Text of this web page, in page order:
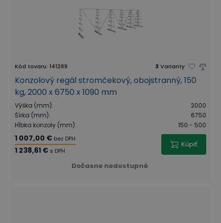
Kód tovaru: 141289 3 Varianty
Konzolový regál stromčekový, obojstranný, 150
kg, 2000 x 6750 x 1090 mm
Výška (mm):
2000
Šírka (mm):
6750
Hĺbka konzoly (mm): 150 - 500
1 007,00 € bez DPH
1 238,61 € s DPH
Kúpiť
Dočasne nedostupné